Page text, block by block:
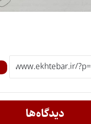
دیدگاه‌ها